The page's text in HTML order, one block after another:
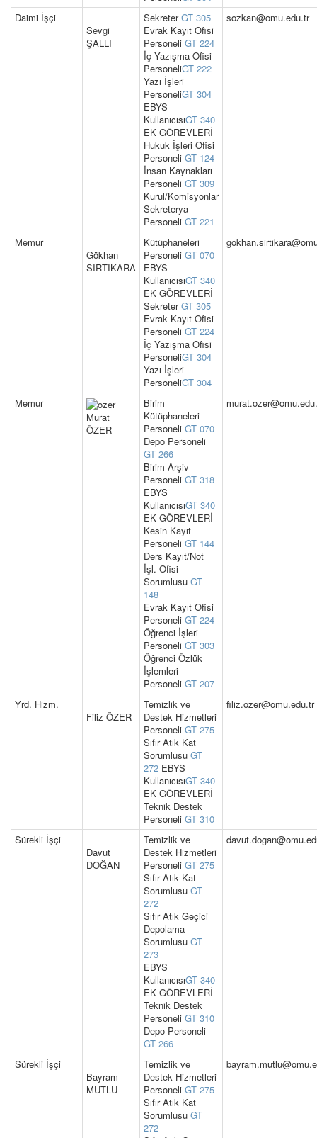
Daimi İşçi
Sevgi
ŞALLI
SekreterGT 305
Evrak Kayıt Ofisi
Personeli GT 224
İç Yazışma Ofisi
PersoneliGT 222
Yazı İşleri
PersoneliGT 304
EBYS
KullanıcısıGT 340
EK GÖREVLERİ
Hukuk İşleri Ofisi
Personeli GT 124
İnsan Kaynakları
Personeli GT 309
Kurul/Komisyonlar
Sekreterya
Personeli GT 221
sozkan@omu.edu.tr
Memur
Gökhan
SIRTIKARA
Kütüphaneleri
Personeli GT 070
EBYS
KullanıcısıGT 340
EK GÖREVLERİ
SekreterGT 305
Evrak Kayıt Ofisi
Personeli GT 224
İç Yazışma Ofisi
PersoneliGT 304
Yazı İşleri
PersoneliGT 304
Memur
Murat
ÖZER
Birim
Kütüphaneleri
Personeli GT 070
Depo Personeli
GT 266
Birim Arşiv
Personeli GT 318
EBYS
KullanıcısıGT 340
EK GÖREVLERİ
Kesin Kayıt
Personeli GT 144
Ders Kayıt/Not
İşl. Ofisi
Sorumlusu GT
148
Evrak Kayıt Ofisi
Personeli GT 224
Öğrenci İşleri
Personeli GT 303
Öğrenci Özlük
İşlemleri
Personeli GT 207
Yrd. Hizm.
Filiz ÖZER
Temizlik ve
Destek Hizmetleri
Personeli GT 275
Sıfır Atık Kat
Sorumlusu GT
272 EBYS
KullanıcısıGT 340
EK GÖREVLERİ
Teknik Destek
Personeli GT 310
filiz.ozer@omu.edu.tr
Sürekli İşçi
Davut
DOĞAN
Temizlik ve
Destek Hizmetleri
Personeli GT 275
Sıfır Atık Kat
Sorumlusu GT
272
Sıfır Atık Geçici
Depolama
Sorumlusu GT
273
EBYS
KullanıcısıGT 340
EK GÖREVLERİ
Teknik Destek
Personeli GT 310
Depo Personeli
GT 266
Sürekli İşçi
Bayram
MUTLU
Temizlik ve
Destek Hizmetleri
Personeli GT 275
Sıfır Atık Kat
Sorumlusu GT
272